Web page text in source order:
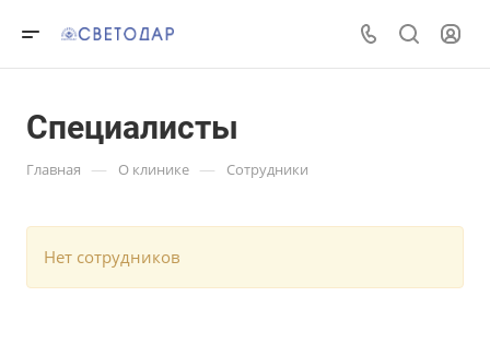
Специалисты
Главная — О клинике — Сотрудники
Нет сотрудников